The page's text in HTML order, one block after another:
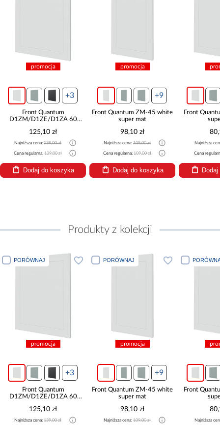
promocja
+3
Front Quantum
D1ZM/D1ZE/D1ZA 60
125,10 zł
Najniższa cena: 139,00 zł
Cena regularna: 139,00 zł
Dodaj do koszyka
promocja
+9
Front Quantum ZM-45 white
super mat
98,10 zł
Najniższa cena: 109,00 zł
Cena regularna: 109,00 zł
Dodaj do koszyka
Front
Najniższa
Cena
Produkty z kolekcji
PORÓWNAJ
promocja
+3
Front Quantum
D1ZM/D1ZE/D1ZA 60
125,10 zł
Najniższa cena: 139,00 zł
PORÓWNAJ
promocja
+9
Front Quantum ZM-45 white
super mat
98,10 zł
Najniższa cena: 109,00 zł
Front
Najniższa